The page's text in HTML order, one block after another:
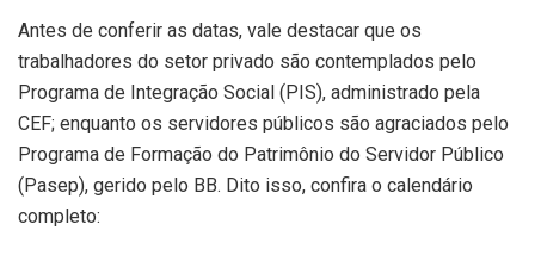
Antes de conferir as datas, vale destacar que os
trabalhadores do setor privado são contemplados pelo
Programa de Integração Social (PIS), administrado pela
CEF; enquanto os servidores públicos são agraciados pelo
Programa de Formação do Patrimônio do Servidor Público
(Pasep), gerido pelo BB. Dito isso, confira o calendário
completo: